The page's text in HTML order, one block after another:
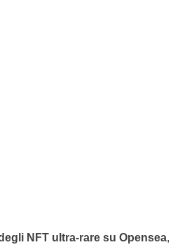
NFT ultra-rare su Opensea,